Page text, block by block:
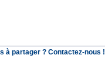
à partager ? Contactez-nous !